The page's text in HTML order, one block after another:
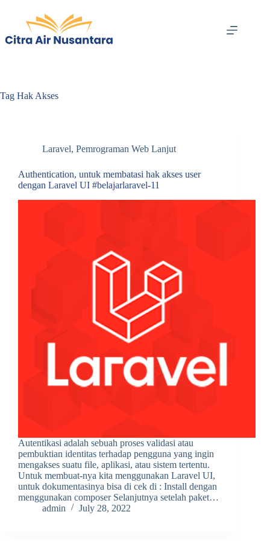
content
Tag Hak Akses
Laravel, Pemrograman Web Lanjut
Authentication, untuk membatasi hak akses user
dengan Laravel UI #belajarlaravel-11
Autentikasi adalah sebuah proses validasi atau
pembuktian identitas terhadap pengguna yang ingin
mengakses suatu file, aplikasi, atau sistem tertentu.
Untuk membuat-nya kita menggunakan Laravel UI,
untuk dokumentasinya bisa di cek di : Install dengan
menggunakan composer Selanjutnya setelah paket…
admin
July 28, 2022